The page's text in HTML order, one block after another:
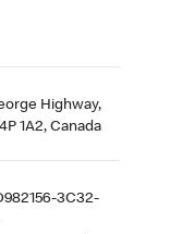
Highway,
1A2, Canada
3C32-